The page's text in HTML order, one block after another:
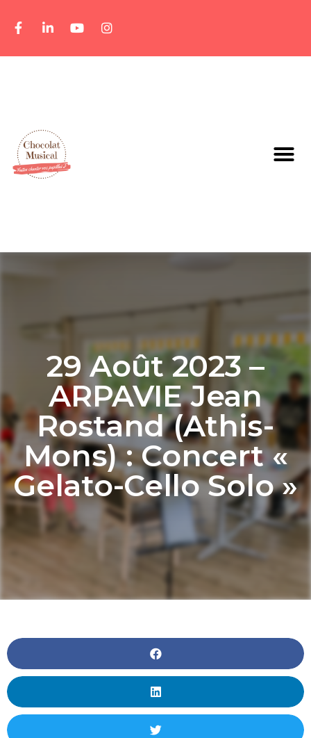
29 Août 2023 –
ARPAVIE Jean
Rostand (Athis-
Mons) : Concert «
Gelato-Cello Solo »